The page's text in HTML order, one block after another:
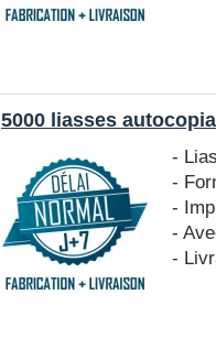
5000 liasses
-
-
-
-
-